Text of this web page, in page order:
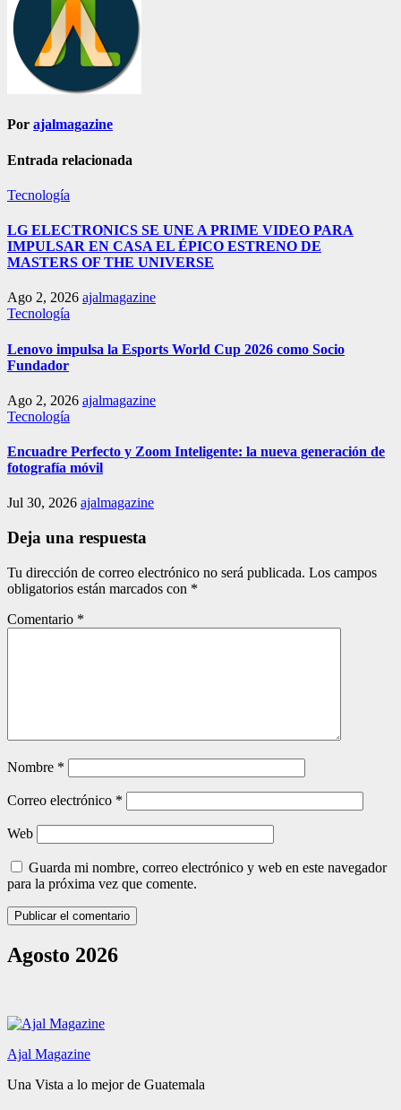
Por ajalmagazine
Entrada relacionada
Tecnología
LG ELECTRONICS SE UNE A PRIME VIDEO PARA
IMPULSAR EN CASA EL ÉPICO ESTRENO DE
MASTERS OF THE UNIVERSE
Ago 2, 2026 ajalmagazine
Tecnología
Lenovo impulsa la Esports World Cup 2026 como Socio
Fundador
Ago 2, 2026 ajalmagazine
Tecnología
Encuadre Perfecto y Zoom Inteligente: la nueva generación de
fotografía móvil
Jul 30, 2026 ajalmagazine
Deja una respuesta
Tu dirección de correo electrónico no será publicada. Los campos
obligatorios están marcados con *
Comentario *
Nombre *
Correo electrónico *
Web
Guarda mi nombre, correo electrónico y web en este navegador
para la próxima vez que comente.
Agosto 2026
Ajal Magazine
Una Vista a lo mejor de Guatemala